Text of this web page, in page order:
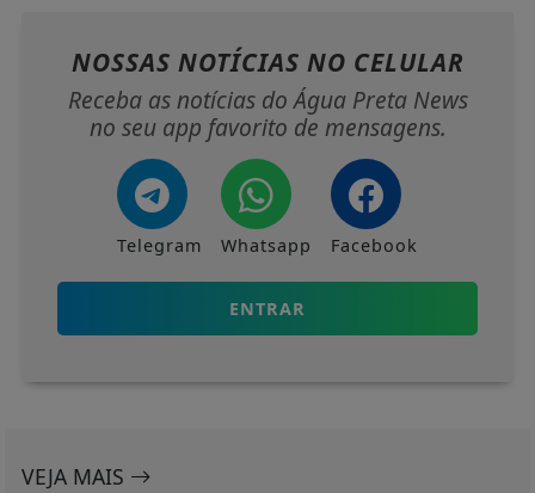
NOSSAS NOTÍCIAS NO CELULAR
Receba as notícias do Água Preta News
no seu app favorito de mensagens.
Telegram Whatsapp Facebook
ENTRAR
VEJA MAIS